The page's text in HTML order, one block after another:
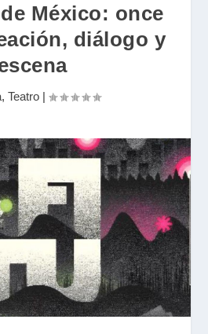
México: once
diálogo y
, Teatro|